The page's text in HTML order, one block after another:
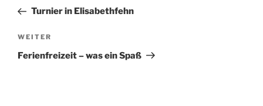
Beitrag
Turnier in Elisabethfehn
Nächster
Beitrag
WEITER
Ferienfreizeit – was ein Spaß